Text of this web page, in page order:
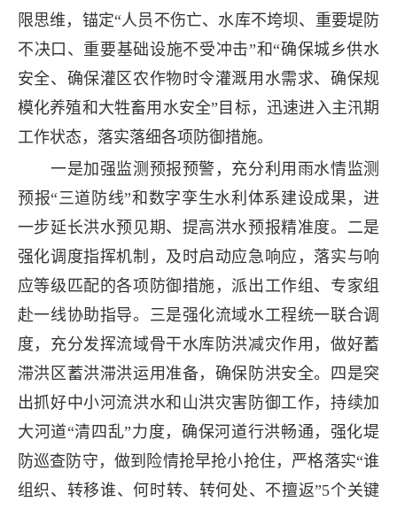
限思维，锚定“人员不伤亡、水库不垮坝、重要堤防
不决口、重要基础设施不受冲击”和“确保城乡供水
安全、确保灌区农作物时令灌溉用水需求、确保规
模化养殖和大牲畜用水安全”目标，迅速进入主汛期
工作状态，落实落细各项防御措施。
一是加强监测预报预警，充分利用雨水情监测
预报“三道防线”和数字孪生水利体系建设成果，进
一步延长洪水预见期、提高洪水预报精准度。二是
强化调度指挥机制，及时启动应急响应，落实与响
应等级匹配的各项防御措施，派出工作组、专家组
赴一线协助指导。三是强化流域水工程统一联合调
度，充分发挥流域骨干水库防洪减灾作用，做好蓄
滞洪区蓄洪滞洪运用准备，确保防洪安全。四是突
出抓好中小河流洪水和山洪灾害防御工作，持续加
大河道“清四乱”力度，确保河道行洪畅通，强化堤
防巡查防守，做到险情抢早抢小抢住，严格落实“谁
组织、转移谁、何时转、转何处、不擅返”5个关键